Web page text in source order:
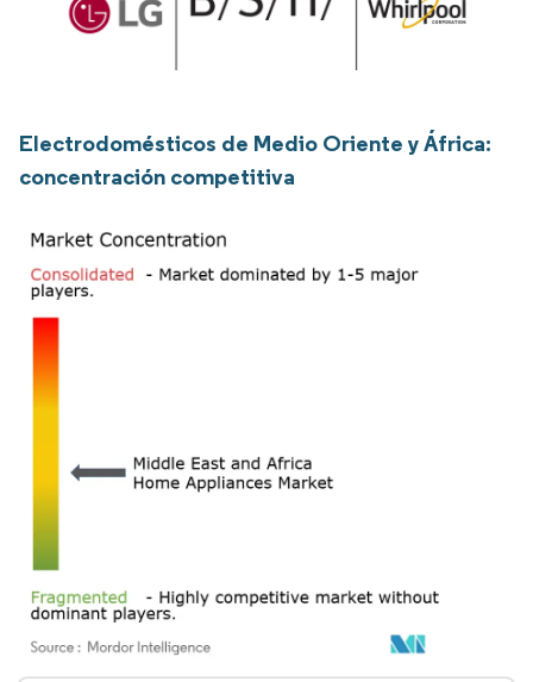
Electrodomésticos de Medio Oriente y África:
concentración competitiva